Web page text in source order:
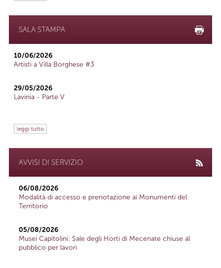
SALA STAMPA
10/06/2026
Artisti a Villa Borghese #3
29/05/2026
Lavinia - Parte V
leggi tutto
AVVISI DI SERVIZIO
06/08/2026
Modalità di accesso e prenotazione ai Monumenti del
Territorio
05/08/2026
Musei Capitolini: Sale degli Horti di Mecenate chiuse al
pubblico per lavori